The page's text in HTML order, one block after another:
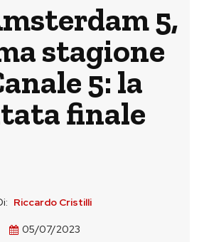
5,
stagione
5: la
finale
Riccardo Cristilli
05/07/2023